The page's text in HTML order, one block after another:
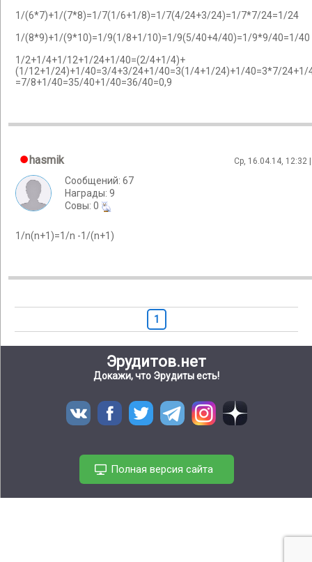
1/(6*7)+1/(7*8)=1/7(1/6+1/8)=1/7(4/24+3/24)=1/7*7/24=1/24
1/(8*9)+1/(9*10)=1/9(1/8+1/10)=1/9(5/40+4/40)=1/9*9/40=1/40
1/2+1/4+1/12+1/24+1/40=(2/4+1/4)+
(1/12+1/24)+1/40=3/4+3/24+1/40=3(1/4+1/24)+1/40=3*7/24+1/
=7/8+1/40=35/40+1/40=36/40=0,9
hasmik Ср, 16.04.14, 12:32
Сообщений: 67
Награды: 9
Cовы: 0
1/n(n+1)=1/n -1/(n+1)
1
Эрудитов.нет
Докажи, что Эрудиты есть!
Полная версия сайта